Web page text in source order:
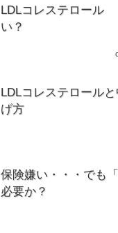
LDLコレステロー
い？
LDLコレステロール
げ方
保険嫌い・・・でも
必要か？